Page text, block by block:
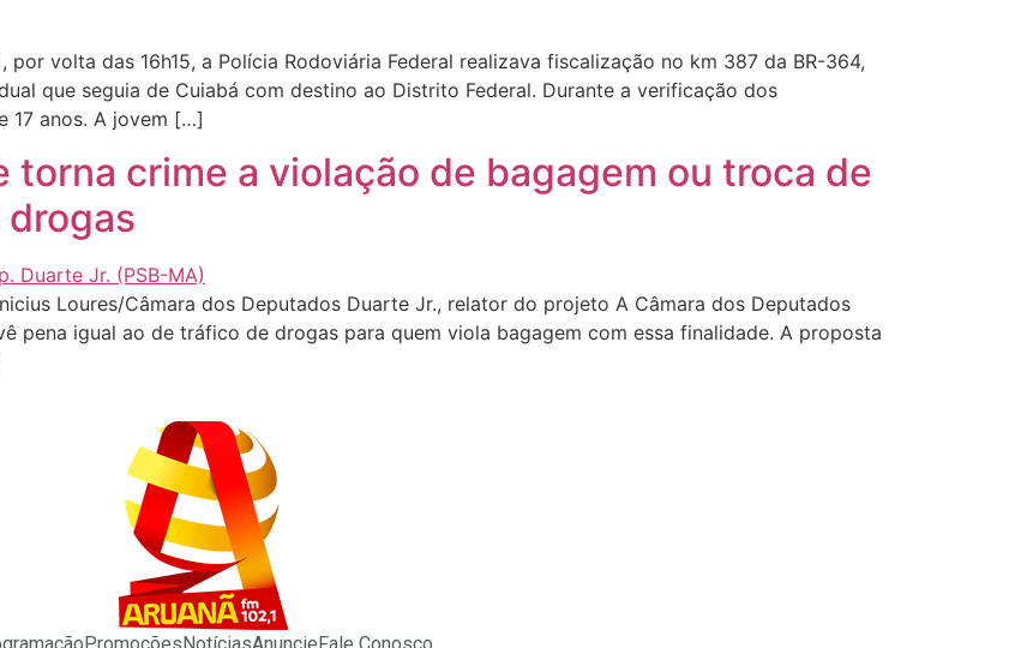
volta das 16h15, a Polícia Rodoviária Federal realizava fiscalização no km 387 da BR-364,
que seguia de Cuiabá com destino ao Distrito Federal. Durante a verificação dos
17 anos. A jovem […]
torna crime a violação de bagagem ou troca de
Loures/Câmara dos Deputados Duarte Jr., relator do projeto A Câmara dos Deputados
pena igual ao de tráfico de drogas para quem viola bagagem com essa finalidade. A proposta